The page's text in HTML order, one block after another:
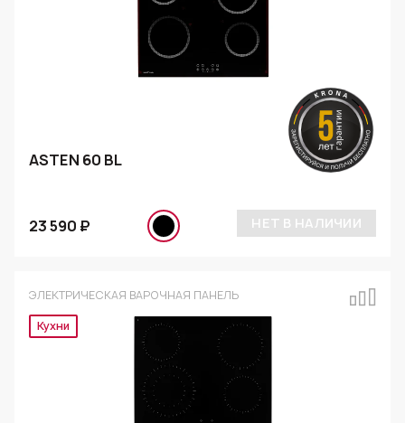
ASTEN 60 BL
23 590 ₽ НЕТ В НАЛИЧИИ
ЭЛЕКТРИЧЕСКАЯ ВАРОЧНАЯ ПАНЕЛЬ
Эксклюзив